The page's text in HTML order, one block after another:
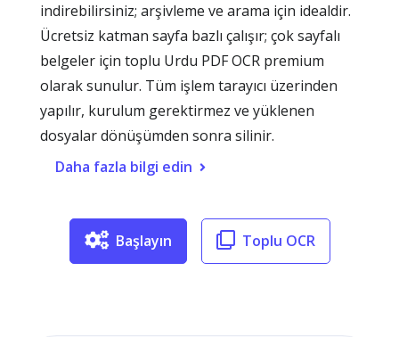
indirebilirsiniz; arşivleme ve arama için idealdir.
Ücretsiz katman sayfa bazlı çalışır; çok sayfalı
belgeler için toplu Urdu PDF OCR premium
olarak sunulur. Tüm işlem tarayıcı üzerinden
yapılır, kurulum gerektirmez ve yüklenen
dosyalar dönüşümden sonra silinir.
Daha fazla bilgi edin
Başlayın Toplu OCR